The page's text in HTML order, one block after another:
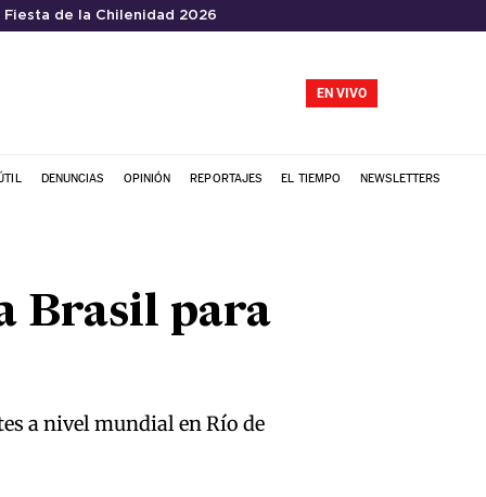
Fiesta de la Chilenidad 2026
EN VIVO
DENUNCIAS OPINIÓN REPORTAJES EL TIEMPO NEWSLETTERS
Brasil para
a nivel mundial en Río de